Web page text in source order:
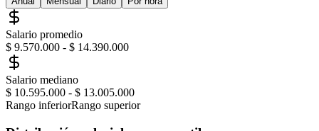
Salario promedio
$ 9.570.000 - $ 14.390.000
Salario mediano
$ 10.595.000 - $ 13.005.000
Rango inferiorRango superior